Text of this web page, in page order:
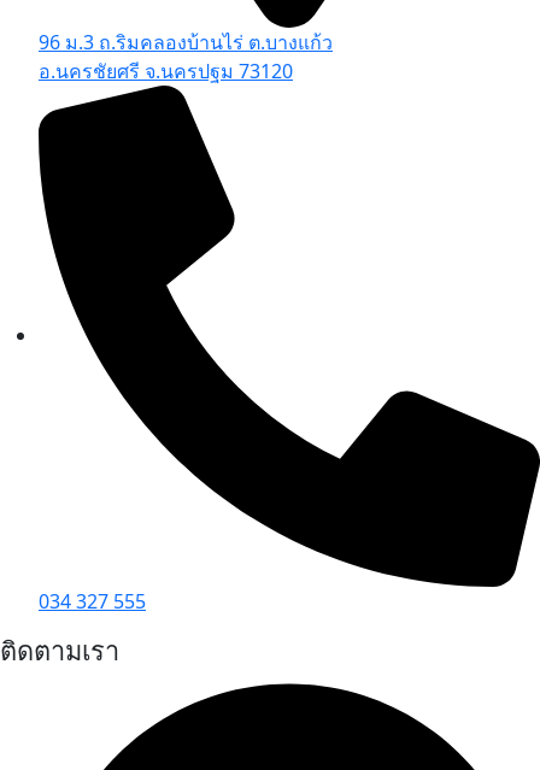
96 ม.3 ถ.ริมคลองบ้านไร่ ต.บางแก้ว
อ.นครชัยศรี จ.นครปฐม 73120
034 327 555
ติดตามเรา